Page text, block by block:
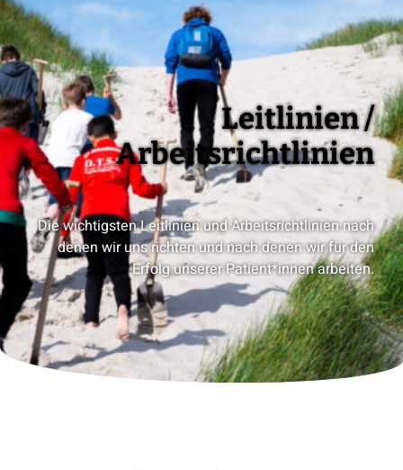
Leitlinien /
Arbeitsrichtlinien
Die wichtigsten Leitlinien und Arbeitsrichtlinien nach
denen wir uns richten und nach denen wir für den
Erfolg unserer Patient*innen arbeiten.